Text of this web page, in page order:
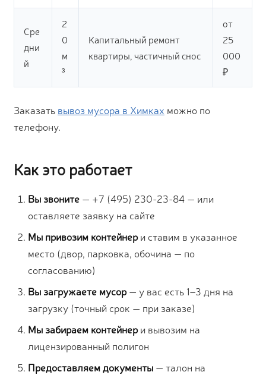
Сре
дни
й
2
0
м
³
Капитальный ремонт
квартиры, частичный снос
от
25
000
₽
Заказать вывоз мусора в Химках можно по
телефону.
Как это работает
Вы звоните — +7 (495) 230-23-84 — или
оставляете заявку на сайте
Мы привозим контейнери ставим в указанное
место (двор, парковка, обочина — по
согласованию)
Вы загружаете мусор— у вас есть 1–3 дня на
загрузку (точный срок — при заказе)
Мы забираем контейнери вывозим на
лицензированный полигон
Предоставляем документы — талон на